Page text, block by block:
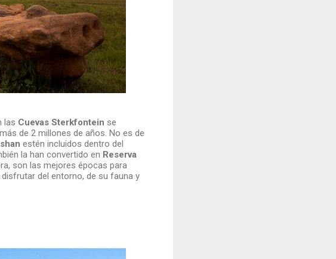
las Cuevas Sterkfontein se
de 2 millones de años. No es de
estén incluidos dentro del
la han convertido en Reserva
son las mejores épocas para
del entorno, de su fauna y